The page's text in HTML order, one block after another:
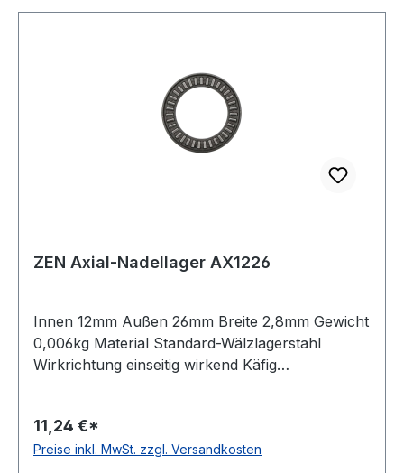
ZEN Axial-Nadellager AX1226
Innen 12mm Außen 26mm Breite 2,8mm Gewicht
0,006kg Material Standard-Wälzlagerstahl
Wirkrichtung einseitig wirkend Käfig
11,24 €*
Preise inkl. MwSt. zzgl. Versandkosten